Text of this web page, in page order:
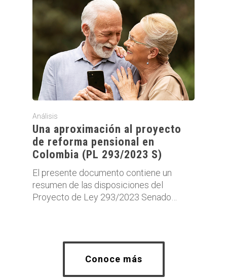
Análisis
Una aproximación al proyecto
de reforma pensional en
Colombia (PL 293/2023 S)
El presente documento contiene un
resumen de las disposiciones del
Proyecto de Ley 293/2023 Senado…
Conoce más